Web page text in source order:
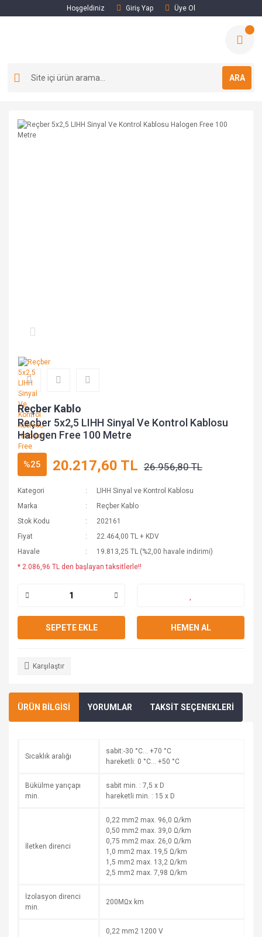
Hoşgeldiniz Giriş Yap Üye Ol
ARA
Reçber Kablo
Reçber 5x2,5 LIHH Sinyal Ve Kontrol Kablosu
Halogen Free 100 Metre
%25 20.217,60 TL 26.956,80 TL
Kategori
LIHH Sinyal ve Kontrol Kablosu
Marka
Reçber Kablo
Stok Kodu
202161
Fiyat
22.464,00 TL + KDV
Havale
19.813,25 TL (%2,00 havale indirimi)
* 2.086,96 TL den başlayan taksitlerle!!
SEPETE EKLE HEMEN AL
Karşılaştır
ÜRÜN BİLGİSİ YORUMLAR TAKSİT SEÇENEKLERİ
Sıcaklık aralığı
sabit:-30 °C… +70 °C
hareketli: 0 °C… +50 °C
Bükülme yarıçapı
min.
sabit min. : 7,5 x D
hareketli min. : 15 x D
İletken direnci
0,22 mm2 max. 96,0 Ω/km
0,50 mm2 max. 39,0 Ω/km
0,75 mm2 max. 26,0 Ω/km
1,0 mm2 max. 19,5 Ω/km
1,5 mm2 max. 13,2 Ω/km
2,5 mm2 max. 7,98 Ω/km
İzolasyon direnci
min.
200MΩx km
0,22 mm2 1200 V